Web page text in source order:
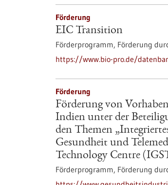
Förderung
EIC Transition
Förderprogramm, Förderung
https://www.bio-pro.de/
Förderung
Förderung von
Indien unter der
den Themen
Gesundheit und
Technology Centre
Förderprogramm, Förderung